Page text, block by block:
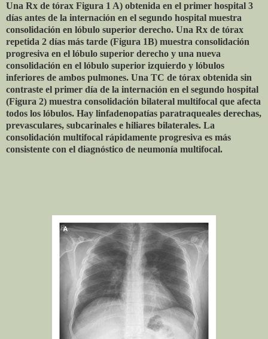
Una Rx de tórax Figura 1 A) obtenida en el primer hospital 3
días antes de la internación en el segundo hospital muestra
consolidación en lóbulo superior derecho. Una Rx de tórax
repetida 2 días más tarde (Figura 1B) muestra consolidación
progresiva en el lóbulo superior derecho y una nueva
consolidación en el lóbulo superior izquierdo y lóbulos
inferiores de ambos pulmones. Una TC de tórax obtenida sin
contraste el primer día de la internación en el segundo hospital
(Figura 2) muestra consolidación bilateral multifocal que afecta
todos los lóbulos. Hay linfadenopatías paratraqueales derechas,
prevasculares, subcarinales e hiliares bilaterales. La
consolidación multifocal rápidamente progresiva es más
consistente con el diagnóstico de neumonía multifocal.